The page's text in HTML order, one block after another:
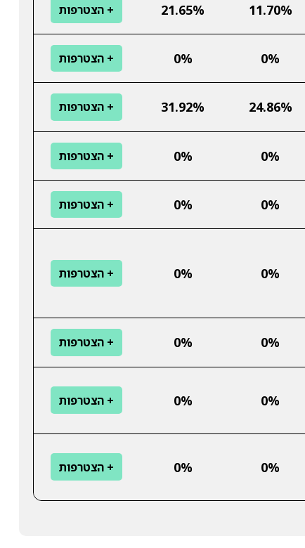
11.70%
21.65% + הצטרפות
0%
0% + הצטרפות
24.86%
31.92% + הצטרפות
0%
0% + הצטרפות
0%
0% + הצטרפות
0%
0% + הצטרפות
0%
0% + הצטרפות
0%
0% + הצטרפות
0%
0% + הצטרפות